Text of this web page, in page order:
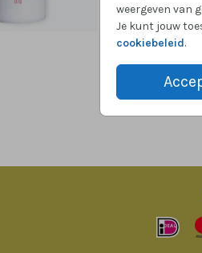
weergeven van
Je kunt jouw
cookiebeleid.